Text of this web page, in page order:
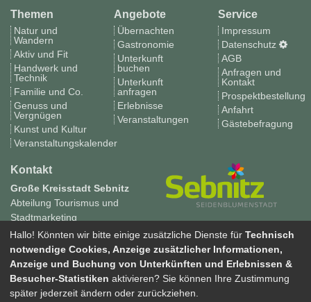
Themen
Natur und
Wandern
Aktiv und Fit
Handwerk und
Technik
Familie und Co.
Genuss und
Vergnügen
Kunst und Kultur
Veranstaltungskalender
Angebote
Übernachten
Gastronomie
Unterkunft
buchen
Unterkunft
anfragen
Erlebnisse
Veranstaltungen
Service
Impressum
Datenschutz
AGB
Anfragen und
Kontakt
Prospektbestellung
Anfahrt
Gästebefragung
Kontakt
Große Kreisstadt Sebnitz
Abteilung Tourismus und
Stadtmarketing
Neustädter Weg 10
01855 Sebnitz
Tel. 035971 70960
Tourismus in Sebnitz
Hallo! Könnten wir bitte einige zusätzliche Dienste für Technisch
notwendige Cookies, Anzeige zusätzlicher Informationen,
Anzeige und Buchung von Unterkünften und Erlebnissen &
Besucher-Statistiken aktivieren? Sie können Ihre Zustimmung
später jederzeit ändern oder zurückziehen.